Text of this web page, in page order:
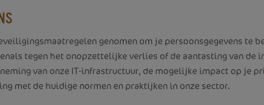
genomen om je persoonsgegevens te
tegen het onopzettelijke verlies of de aantasting van de
van onze IT-infrastructuur, de mogelijke impact op je
met de huidige normen en praktijken in onze sector.